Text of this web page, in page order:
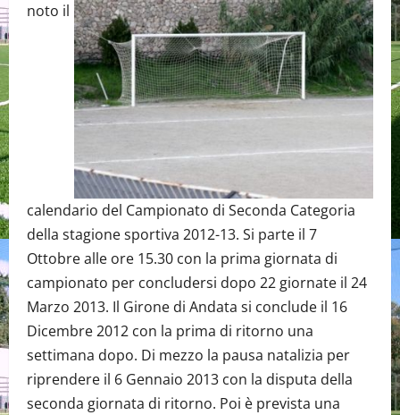
noto il
calendario del Campionato di Seconda Categoria
della stagione sportiva 2012-13. Si parte il 7
Ottobre alle ore 15.30 con la prima giornata di
campionato per concludersi dopo 22 giornate il 24
Marzo 2013. Il Girone di Andata si conclude il 16
Dicembre 2012 con la prima di ritorno una
settimana dopo. Di mezzo la pausa natalizia per
riprendere il 6 Gennaio 2013 con la disputa della
seconda giornata di ritorno. Poi è prevista una